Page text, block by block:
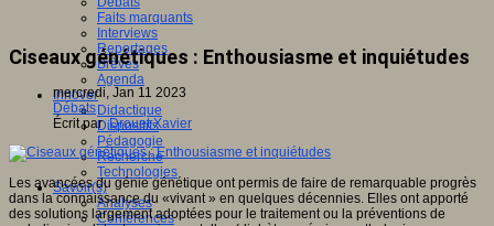
Faits marquants
Interviews
Reportages
Brèves
Agenda
Innover
Didactique
Dispositifs
Pédagogie
Recherche
Technologies
Savoir(s)
Analyses
Conférences
Ciseaux génétiques : Enthousiasme et inquiétudes
mercredi, Jan 11 2023
Débats
Écrit parDrouet Xavier
Les avancées du génie génétique ont permis de faire de remarquable progrès
dans la connaissance du «vivant » en quelques décennies. Elles ont apporté
des solutions largement adoptées pour le traitement ou la préventions de